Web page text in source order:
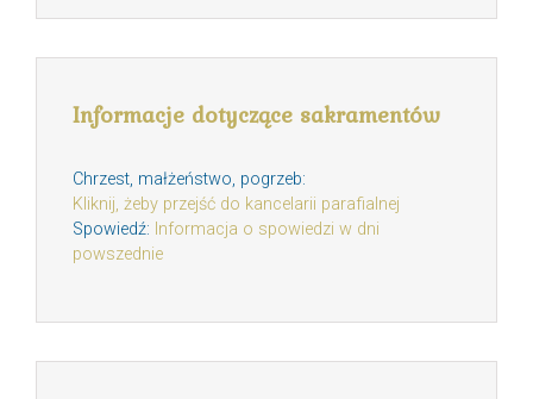
Informacje dotyczące sakramentów
Chrzest, małżeństwo, pogrzeb:
Kliknij, żeby przejść do kancelarii parafialnej
Spowiedź: Informacja o spowiedzi w dni
powszednie